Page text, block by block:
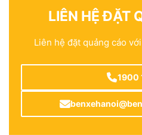
LIÊN HỆ ĐẶT
Liên hệ đặt quảng cáo
1900